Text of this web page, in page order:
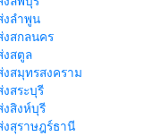
งลำพูน
งสกลนคร
งสตูล
สมุทรสงคราม
สระบุรี
สิงห์บุรี
งสุราษฎร์ธานี